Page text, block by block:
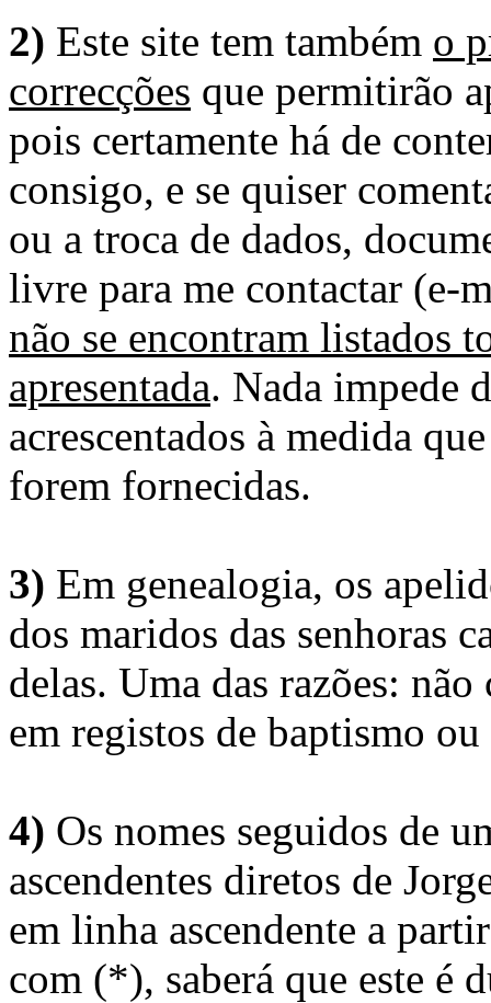
2) Este site tem também o
correcções que permitirão
pois certamente há de
consigo, e se quiser
ou a troca de dados,
livre para me contactar (e-
não se encontram listados
apresentada. Nada impede
acrescentados à medida
forem fornecidas.
3) Em genealogia, os
dos maridos das senhoras
delas. Uma das razões:
em registos de baptismo
4) Os nomes seguidos de
ascendentes diretos de
em linha ascendente a
com (*), saberá que este é